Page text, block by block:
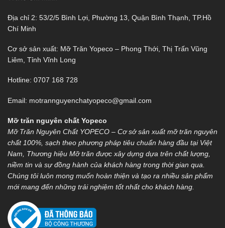
Địa chỉ 2: 53/2/5 Bình Lợi, Phường 13, Quận Bình Thạnh, TP.Hồ
Chí Minh
Cơ sở sản xuất: Mỡ Trăn Yopeco – Phong Thới, Thị Trấn Vũng
Liêm, Tỉnh Vĩnh Long
Hotline: 0707 168 728
Email: motrannguyenchatyopeco@gmail.com
Mỡ trăn nguyên chất Yopeco
Mỡ Trăn Nguyên Chất YOPECO – Cơ sở sản xuất mỡ trăn nguyên
chất 100%, sạch theo phương pháp tiêu chuẩn hàng đầu tại Việt
Nam, Thương hiệu Mỡ trăn được xây dựng dựa trên chất lượng,
niềm tin và sự đồng hành của khách hàng trong thời gian qua.
Chúng tôi luôn mong muốn hoàn thiện và tạo ra nhiều sản phẩm
mới mang đến những trải nghiệm tốt nhất cho khách hàng.